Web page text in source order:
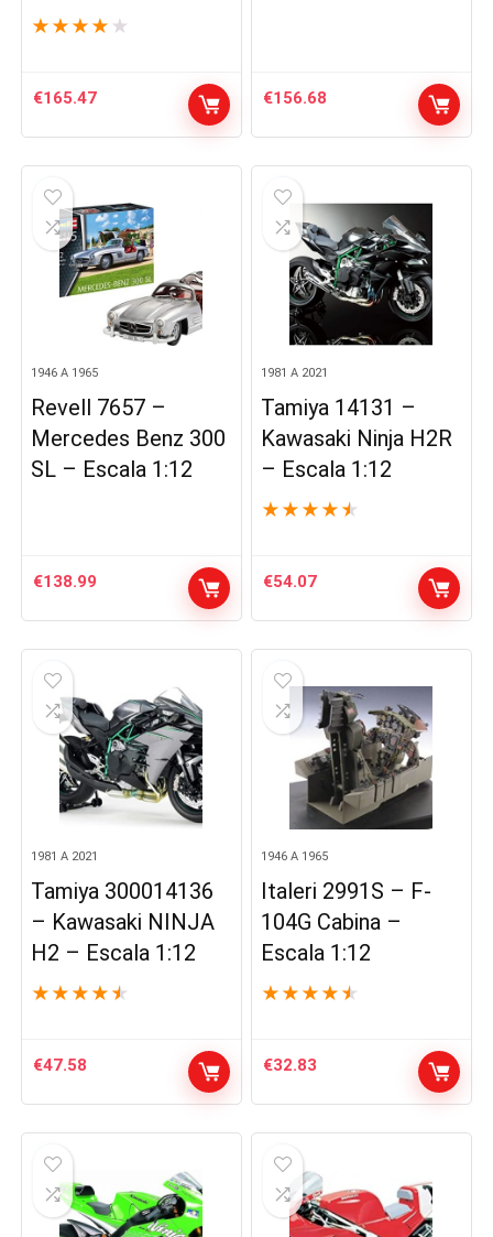
★ ★ ★ ★ ★
€165.47 €156.68
1946 A 1965
Revell 7657 –
Mercedes Benz 300
SL – Escala 1:12
€138.99
1981 A 2021
Tamiya 14131 –
Kawasaki Ninja H2R
– Escala 1:12
★ ★ ★ ★ ★
€54.07
1981 A 2021
Tamiya 300014136
– Kawasaki NINJA
H2 – Escala 1:12
★ ★ ★ ★ ★
€47.58
1946 A 1965
Italeri 2991S – F-
104G Cabina –
Escala 1:12
★ ★ ★ ★ ★
€32.83